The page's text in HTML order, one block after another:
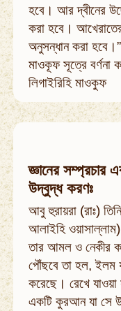
হবে। আর দ্বীনের
করা হবে।
অনুসন্ধান করা
মাওকূফ সূত্রে বর্ণনা
লিগাইরিহি মাওকুফ
জ্ঞানের সম্প্রচার
উদ্বুদ্ধ করণঃ
আবু হুরায়রা (রাঃ)
আলাইহি
তার আমল ও নেকীর
পৌঁছবে তা হল, ইলম
করেছে। রেখে
একটি কুরআন যা সে